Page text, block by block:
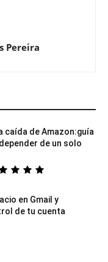
Pereira
caída de Amazon:guía
de un solo
en Gmail y
de tu cuenta